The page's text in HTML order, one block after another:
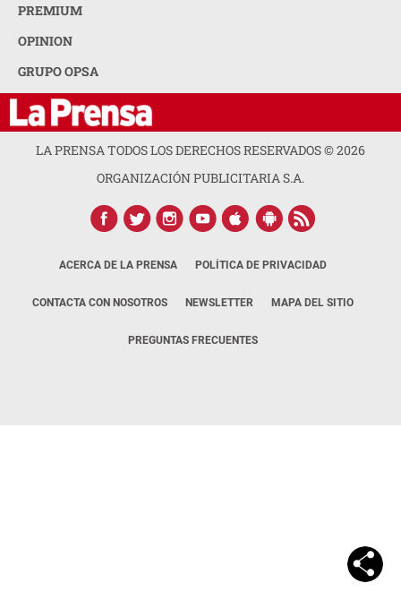
PREMIUM
OPINION
GRUPO OPSA
LA PRENSA TODOS LOS DERECHOS RESERVADOS ©2026
ORGANIZACIÓN PUBLICITARIA S.A.
ACERCA DE LA PRENSA POLÍTICA DE PRIVACIDAD
CONTACTA CON NOSOTROS NEWSLETTER MAPA DEL SITIO
PREGUNTAS FRECUENTES